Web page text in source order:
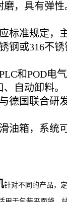
，具有弹
标准规定，
钢或316不
和POD电
自动卸料。
德国联合研
油箱，系统
针对不同的产品，